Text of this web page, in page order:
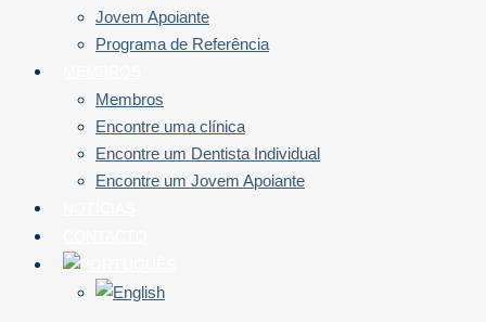
Jovem Apoiante
Programa de Referência
Membros
Encontre uma clínica
Encontre um Dentista Individual
Encontre um Jovem Apoiante